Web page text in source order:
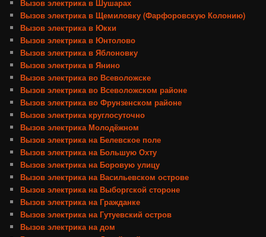
Вызов электрика в Шушарах
Вызов электрика в Щемиловку (Фарфоровскую Колонию)
Вызов электрика в Юкки
Вызов электрика в Юнтолово
Вызов электрика в Яблоновку
Вызов электрика в Янино
Вызов электрика во Всеволожске
Вызов электрика во Всеволожском районе
Вызов электрика во Фрунзенском районе
Вызов электрика круглосуточно
Вызов электрика Молодёжном
Вызов электрика на Белевское поле
Вызов электрика на Большую Охту
Вызов электрика на Боровую улицу
Вызов электрика на Васильевском острове
Вызов электрика на Выборгской стороне
Вызов электрика на Гражданке
Вызов электрика на Гутуевский остров
Вызов электрика на дом